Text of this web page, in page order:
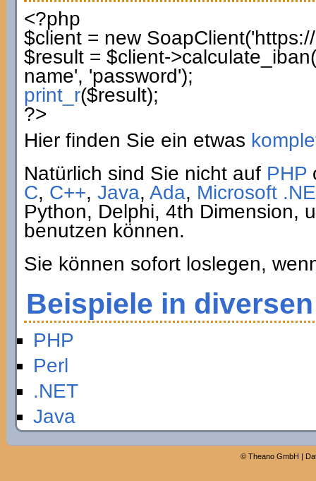
<?php
$client= newSoapClient(
$result= $client->calculate_iban(
name', 'password');
print_r($result);
?>
Hier finden Sie ein etwas
Natürlich sind Sie nicht auf PHP
C, C++, Java, Ada, Microsoft
Python, Delphi, 4th Dimension,
benutzen können.
Sie können sofort loslegen,
Beispiele in
PHP
Perl
.NET
Java
© Theano GmbH |